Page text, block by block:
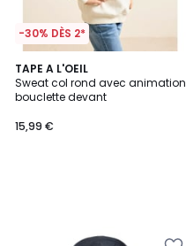
-30% DÈS 2*
TAPE A L'OEIL
Sweat col rond avec animation
bouclette devant
15,99 €